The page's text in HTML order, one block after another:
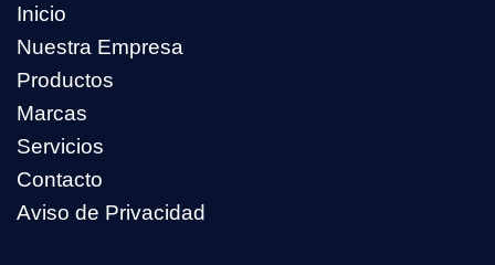
Inicio
Nuestra Empresa
Productos
Marcas
Servicios
Contacto
Aviso de Privacidad